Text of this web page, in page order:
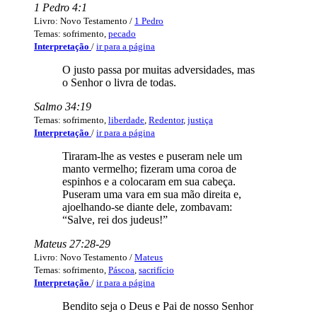
1 Pedro 4:1
Livro: Novo Testamento / 1 Pedro
Temas: sofrimento, pecado
Interpretação / ir para a página
O justo passa por muitas adversidades, mas
o Senhor o livra de todas.
Salmo 34:19
Temas: sofrimento, liberdade Redentor, justiça
Interpretação / ir para a página
Tiraram-lhe as vestes e puseram nele um
manto vermelho; fizeram uma coroa de
espinhos e a colocaram em sua cabeça.
Puseram uma vara em sua mão direita e,
ajoelhando-se diante dele, zombavam:
“Salve, rei dos judeus!”
Mateus 27:28-29
Livro: Novo Testamento / Mateus
Temas: sofrimento, Páscoa sacrifício
Interpretação / ir para a página
Bendito seja o Deus e Pai de nosso Senhor